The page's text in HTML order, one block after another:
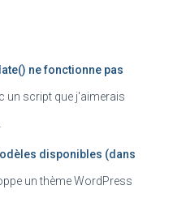
ne fonctionne pas
un script que j'aimerais
disponibles (dans
un thème WordPress